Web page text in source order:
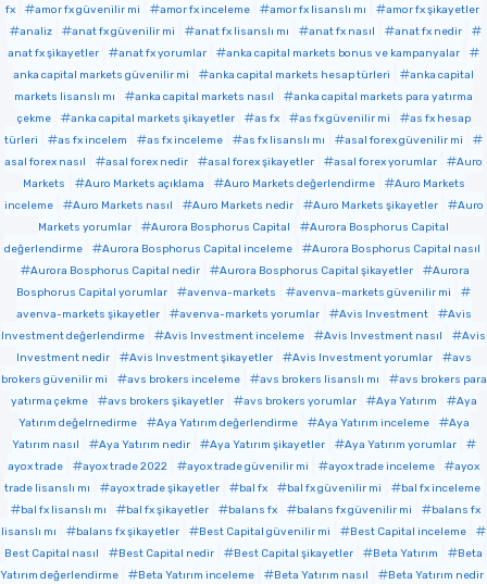
fx
amor fx güvenilir mi amor fx inceleme amor fx lisanslı mı
amor fx şikayetler
analiz
anat fx güvenilir mi anat fx lisanslı mı anat fx nasıl
anat fx nedir
anat fx şikayetler
anat fx yorumlar
anka capital markets bonus ve kampanyalar
anka capital markets güvenilir mi
anka capital markets hesap türleri
anka capital
markets lisanslı mı
anka capital markets nasıl
anka capital markets para yatırma
çekme
anka capital markets şikayetler as fx as fx güvenilir mi
as fx hesap
türleri
as fx incelem as fx inceleme as fx lisanslı mı
asal forex güvenilir mi
asal forex nasıl
asal forex nedir asal forex şikayetler asal forex yorumlar
Auro
Markets
Auro Markets açıklama Auro Markets değerlendirme
Auro Markets
inceleme
Auro Markets nasıl Auro Markets nedir Auro Markets şikayetler
Auro
Markets yorumlar
Aurora Bosphorus Capital
Aurora Bosphorus Capital
değerlendirme
Aurora Bosphorus Capital inceleme
Aurora Bosphorus Capital nasıl
Aurora Bosphorus Capital nedir
Aurora Bosphorus Capital şikayetler
Aurora
Bosphorus Capital yorumlar
avenva-markets
avenva-markets güvenilir mi
avenva-markets şikayetler
avenva-markets yorumlar Avis Investment
Avis
Investment değerlendirme
Avis Investment inceleme Avis Investment nasıl
Avis
Investment nedir
Avis Investment şikayetler Avis Investment yorumlar
avs
brokers güvenilir mi
avs brokers inceleme avs brokers lisanslı mı
avs brokers para
yatırma çekme
avs brokers şikayetler avs brokers yorumlar Aya Yatırım
Aya
Yatırım değelrnedirme
Aya Yatırım değerlendirme Aya Yatırım inceleme
Aya
Yatırım nasıl
Aya Yatırım nedir Aya Yatırım şikayetler
Aya Yatırım yorumlar
ayox trade
ayox trade 2022 ayox trade güvenilir mi ayox trade inceleme
ayox
trade lisanslı mı
ayox trade şikayetler bal fx bal fx güvenilir mi
bal fx inceleme
bal fx lisanslı mı
bal fx şikayetler balans fx balans fx güvenilir mi
balans fx
lisanslı mı
balans fx şikayetler Best Capital güvenilir mi
Best Capital inceleme
Best Capital nasıl
Best Capital nedir Best Capital şikayetler Beta Yatırım
Beta
Yatırım değerlendirme
Beta Yatırım inceleme Beta Yatırım nasıl
Beta Yatırım nedir